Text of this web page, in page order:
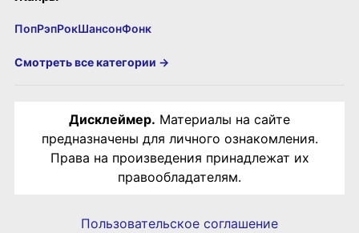
ПопРэпРокШансонФонк
Смотреть все категории →
Дисклеймер. Материалы на сайте
предназначены для личного ознакомления.
Права на произведения принадлежат их
правообладателям.
Пользовательское соглашение